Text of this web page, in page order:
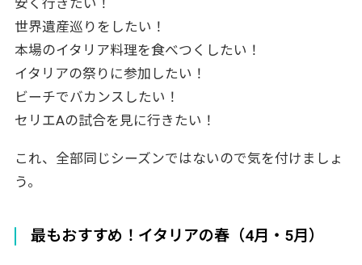
安く行きたい！
世界遺産巡りをしたい！
本場のイタリア料理を食べつくしたい！
イタリアの祭りに参加したい！
ビーチでバカンスしたい！
セリエAの試合を見に行きたい！
これ、全部同じシーズンではないので気を付けましょ
う。
最もおすすめ！イタリアの春（4月・5月）